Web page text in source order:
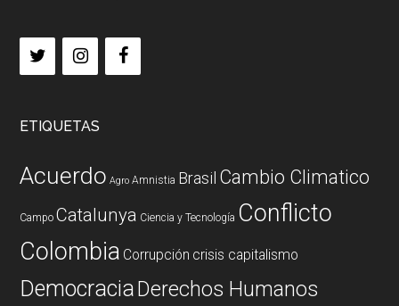
ETIQUETAS
Acuerdo Agro Amnistia Brasil Cambio Climatico
Campo Catalunya Ciencia y Tecnología Conflicto
Colombia Corrupción crisis capitalismo
DemocraciaDerechos Humanos